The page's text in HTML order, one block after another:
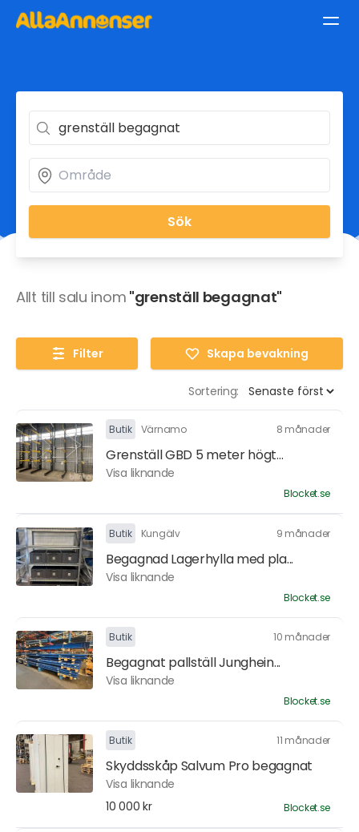
Sök
Allt till salu inom "grenställ begagnat"
Filter Skapa bevakning
Sortering:
Butik Värnamo 8 månader
Grenställ GBD 5 meter högt...
Visa liknande
Blocket.se
Butik Kungälv 9 månader
Begagnad Lagerhylla med pla...
Visa liknande
Blocket.se
Butik 10 månader
Begagnat pallställ Junghein...
Visa liknande
Blocket.se
Butik 11 månader
Skyddsskåp Salvum Pro begagnat
Visa liknande
10 000 kr
Blocket.se